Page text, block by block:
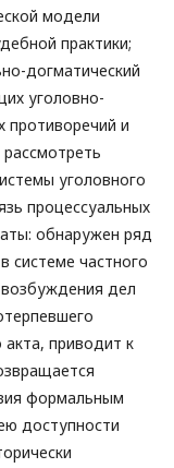
модели
практики;
догматический
уголовно-
противоречий и
уголовного
процессуальных
обнаружен ряд
системе частного
дел
приводит к
формальным
доступности